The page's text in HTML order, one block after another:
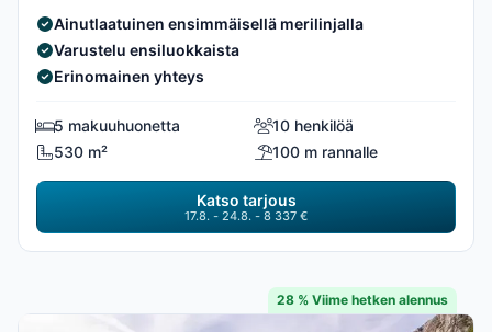
Ainutlaatuinen ensimmäisellä merilinjalla
Varustelu ensiluokkaista
Erinomainen yhteys
5 makuuhuonetta
10 henkilöä
530 m²
100 m rannalle
Katso tarjous
17.8. - 24.8. - 8 337 €
28 % Viime hetken alennus